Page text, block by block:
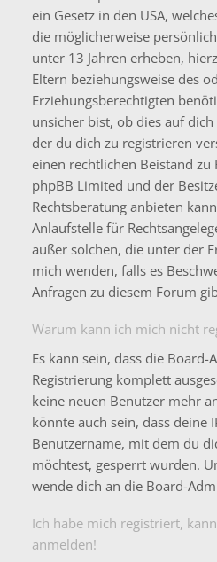
ein Gesetz in den USA,
die möglicherweise
unter 13 Jahren erheben,
Eltern beziehungsweise des
Erziehungsberechtigten
unsicher bist, ob dies auf
der du dich zu registrieren
einen rechtlichen Beistand zu
phpBB Limited und der
Rechtsberatung anbieten
Anlaufstelle für
außer solchen, die unter der
mich wenden, falls es
Anfragen zu diesem Forum
Warum kann ich mich nicht
Es kann sein, dass die
Registrierung komplett
keine neuen Benutzer mehr
könnte auch sein, dass deine
Benutzername, mit dem du
möchtest, gesperrt wurden.
wende dich an die Board-
Ich habe mich registriert,
anmelden!